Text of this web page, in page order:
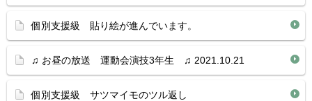
個別支援級 貼り絵が進んでいます。
♫ お昼の放送 運動会演技3年生 ♫ 2021.10.21
個別支援級 サツマイモのツル返し